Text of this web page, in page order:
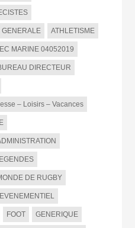
ATHLETISME
MARINE 04052019
DIRECTEUR
– Loisirs – Vacances
DE RUGBY
EVENEMENTIEL
FOOT GENERIQUE